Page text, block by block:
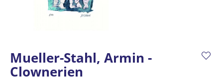
Mueller-Stahl, Armin -
Clownerien